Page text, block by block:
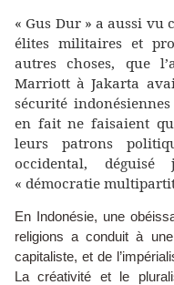
« Gus Dur » a aussi vu
élites militaires et
autres choses, que
Marriott à Jakarta
sécurité
en fait ne faisaient
leurs patrons
occidental,
« démocratie
En Indonésie, une
religions a conduit à
capitaliste, et de
La créativité et le